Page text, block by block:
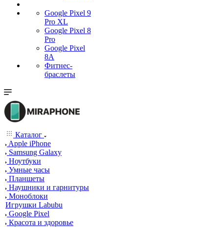
Google Pixel 9
Pro XL
Google Pixel 8
Pro
Google Pixel
8A
Фитнес-
браслеты
Каталог
Apple iPhone
Samsung Galaxy
Ноутбуки
Умные часы
Планшеты
Наушники и гарнитуры
Моноблоки
Игрушки Labubu
Google Pixel
Красота и здоровье